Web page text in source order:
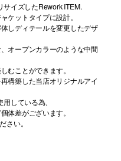
サイズしたRework ITEM.
ケットタイプに設計。
しディテールを変更したデザ
オープンカラーのような中間
むことができます。
構築した当店オリジナルアイ
している為、
体差がございます。
さい。